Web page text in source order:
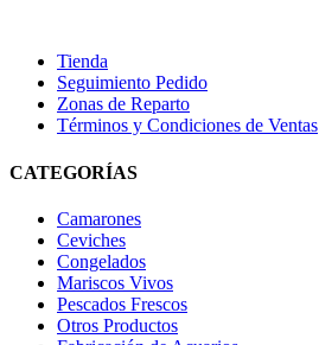
Tienda
Seguimiento Pedido
Zonas de Reparto
Términos y Condiciones de Ventas
CATEGORÍAS
Camarones
Ceviches
Congelados
Mariscos Vivos
Pescados Frescos
Otros Productos